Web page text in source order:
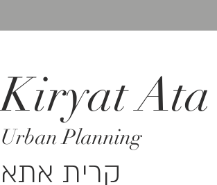
Kiryat Ata
Urban Planning
קרית אתא